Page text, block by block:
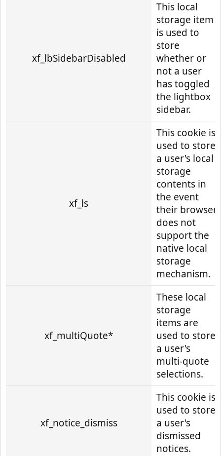
xf_lbSidebarDisabled
This local
storage item
is used to
store
whether or
not a user
has toggled
the lightbox
sidebar.
xf_ls
This cookie is
used to store
a user's local
storage
contents in
the event
their browser
does not
support the
native local
storage
mechanism.
xf_multiQuote*
These local
storage
items are
used to store
a user's
multi-quote
selections.
xf_notice_dismiss
This cookie is
used to store
a user's
dismissed
notices.